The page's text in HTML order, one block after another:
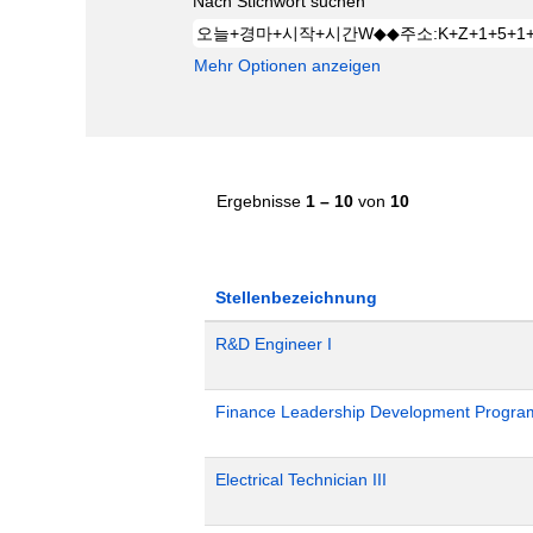
Mehr Optionen anzeigen
Ergebnisse 1 – 10 von 10
Stellenbezeichnung
R&D Engineer I
Finance Leadership Development
Electrical Technician III